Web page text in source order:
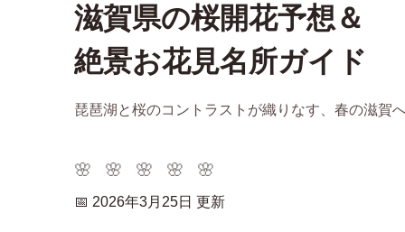
滋賀県の桜開花予想＆
絶景お花見名所ガイド
琵琶湖と桜のコントラストが織りなす、春の滋賀
🌸 🌸 🌸 🌸 🌸
📅 2026年3月25日 更新